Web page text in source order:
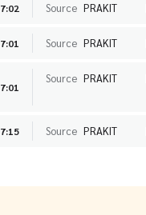
Source PRAKIT
Source PRAKIT
Source PRAKIT
Source PRAKIT